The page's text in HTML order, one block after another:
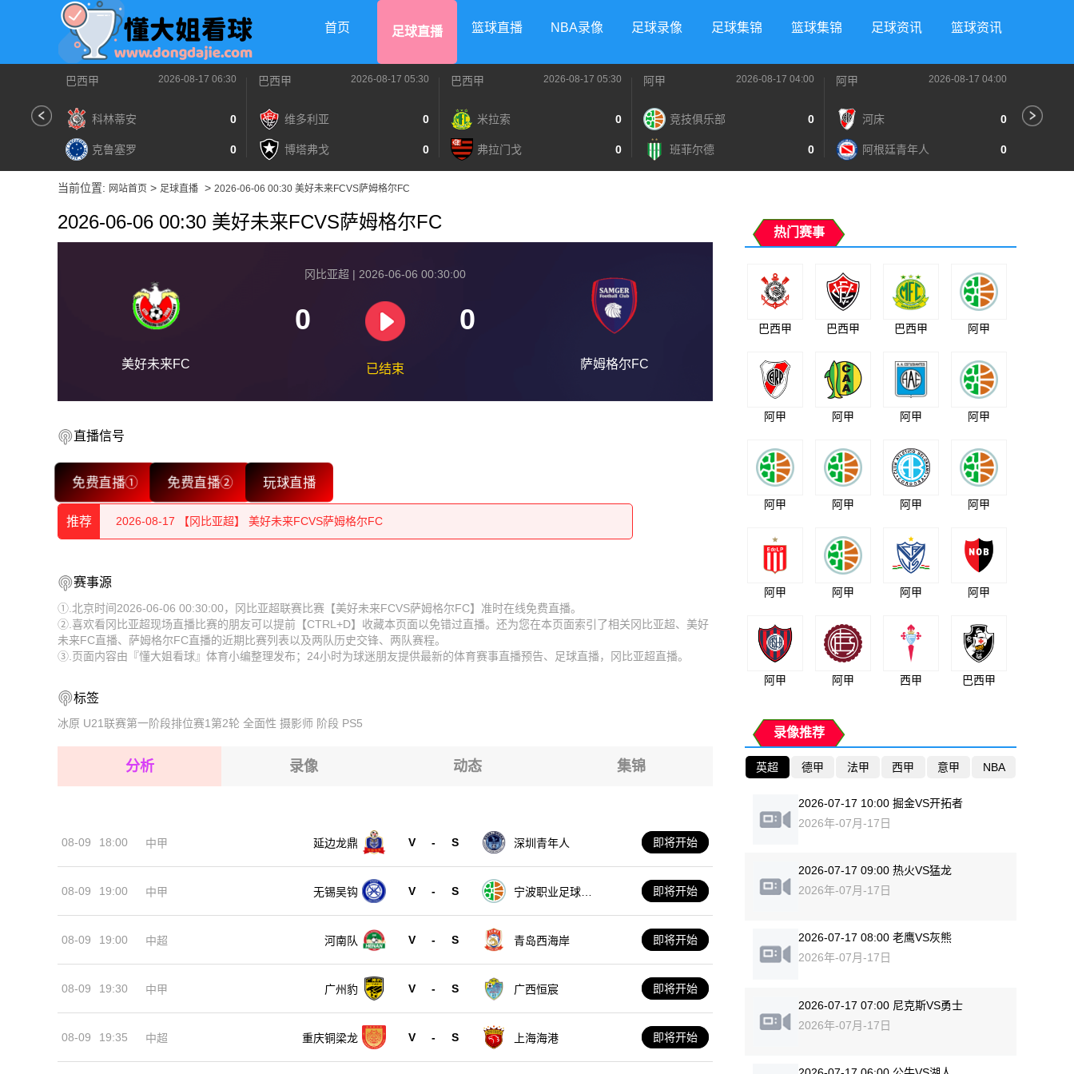
首页 足球直播 篮球直播 NBA录像 足球录像 足球集锦 篮球集锦 足球资讯 篮球资讯
巴西甲 2026-08-17 06:30
科林蒂安 0
克鲁塞罗 0
巴西甲 2026-08-17 05:30
维多利亚 0
博塔弗戈 0
巴西甲 2026-08-17 05:30
米拉索 0
弗拉门戈 0
阿甲 2026-08-17 04:00
竞技俱乐部 0
班菲尔德 0
阿甲 2026-08-17 04:00
河床 0
阿根廷青年人 0
当前位置: 网站首页 > 足球直播 > 2026-06-06 00:30 美好未来FCVS萨姆格尔FC
2026-06-06 00:30 美好未来FCVS萨姆格尔FC
美好未来FC
冈比亚超 | 2026-06-06 00:30:00
0 0
已结束 萨姆格尔FC
直播信号
免费直播① 免费直播② 玩球直播
推荐
2026-08-17 【冈比亚超】 美好未来FCVS萨姆格尔FC
2026-08-17 【冈比亚超】 美好未来FCVS萨姆格尔FC
2026-08-17 【冈比亚超】 美好未来FCVS萨姆格尔FC
2026-08-17 【冈比亚超】 美好未来FCVS萨姆格尔FC
2026-08-17 【冈比亚超】 美好未来FCVS萨姆格尔FC
2026-08-17 【冈比亚超】 美好未来FCVS萨姆格尔FC
2026-08-17 【冈比亚超】 美好未来FCVS萨姆格尔FC
2026-08-17 【冈比亚超】 美好未来FCVS萨姆格尔FC
2026-08-17 【冈比亚超】 美好未来FCVS萨姆格尔FC
2026-08-17 【冈比亚超】 美好未来FCVS萨姆格尔FC
2026-08-17 【冈比亚超】 美好未来FCVS萨姆格尔FC
2026-08-17 【冈比亚超】 美好未来FCVS萨姆格尔FC
赛事源
①.北京时间2026-06-06 00:30:00，冈比亚超联赛比赛【美好未来FCVS萨姆格尔FC】准时在线免费直播。
②.喜欢看冈比亚超现场直播比赛的朋友可以提前【CTRL+D】收藏本页面以免错过直播。还为您在本页面索引了相关冈比亚超、美好
未来FC直播、萨姆格尔FC直播的近期比赛列表以及两队历史交锋、两队赛程。
③.页面内容由『懂大姐看球』体育小编整理发布；24小时为球迷朋友提供最新的体育赛事直播预告、足球直播，冈比亚超直播。
标签
冰原 U21联赛第一阶段排位赛1第2轮 全面性 摄影师 阶段 PS5
分析 录像 动态 集锦
08-09 18:00 中甲 延边龙鼎 V - S 深圳青年人 即将开始
08-09 19:00 中甲 无锡吴钩 V - S
宁波职业足球俱
即将开始
08-09 19:00 中超 河南队 V - S 青岛西海岸 即将开始
08-09 19:30 中甲 广州豹 V - S 广西恒宸 即将开始
08-09 19:35 中超 重庆铜梁龙 V - S 上海海港 即将开始
热门赛事
巴西甲 巴西甲 巴西甲 阿甲
阿甲 阿甲 阿甲 阿甲
阿甲 阿甲 阿甲 阿甲
阿甲 阿甲 阿甲 阿甲
阿甲 阿甲 西甲 巴西甲
录像推荐
英超 德甲 法甲 西甲 意甲 NBA
2026-07-17 10:00 掘金VS开拓者
2026年-07月-17日
2026-07-17 09:00 热火VS猛龙
2026年-07月-17日
2026-07-17 08:00 老鹰VS灰熊
2026年-07月-17日
2026-07-17 07:00 尼克斯VS勇士
2026年-07月-17日